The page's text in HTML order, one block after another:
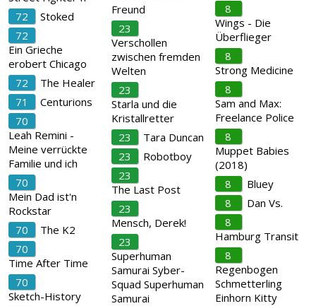
72
Stoked
72
Ein Grieche
erobert Chicago
72
The Healer
71
Centurions
70
Leah Remini -
Meine verrückte
Familie und ich
70
Mein Dad ist'n
Rockstar
70
The K2
70
Time After Time
70
Sketch-History
Freund
23
Verschollen
zwischen fremden
Welten
23
Starla und die
Kristallretter
23
Tara Duncan
23
Robotboy
23
The Last Post
23
Mensch, Derek!
23
Superhuman
Samurai Syber-
Squad Superhuman
Samurai
8
Wings - Die
Überflieger
8
Strong Medicine
8
Sam and Max:
Freelance Police
8
Muppet Babies
(2018)
8
Bluey
8
Dan Vs.
8
Hamburg Transit
8
Regenbogen
Schmetterling
Einhorn Kitty